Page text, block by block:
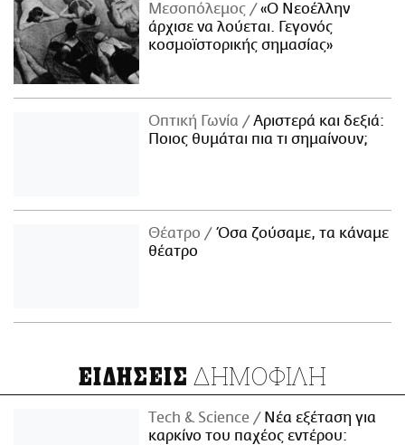
Μεσοπόλεμος
«Ο Νεοέλλην
άρχισε να λούεται. Γεγονός
κοσμοϊστορικής σημασίας»
Οπτική Γωνία
Αριστερά και δεξιά:
Ποιος θυμάται πια τι σημαίνουν;
Θέατρο
Όσα ζούσαμε, τα κάναμε
θέατρο
ΕΙΔΗΣΕΙΣ ΔΗΜΟΦΙΛΗ
Τech & Science
Νέα εξέταση για
καρκίνο του παχέος εντέρου: